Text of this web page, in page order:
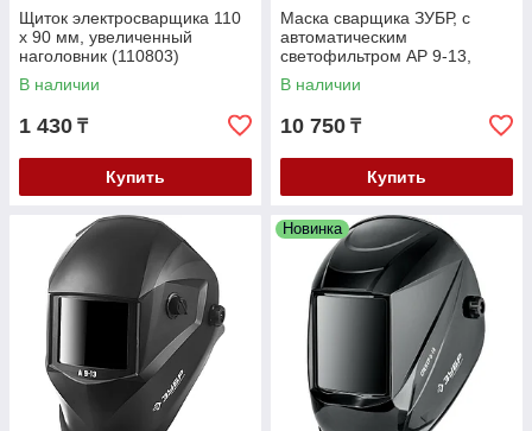
Щиток электросварщика 110
х 90 мм, увеличенный
наголовник (110803)
В наличии
1 430 ₸
Купить
Маска сварщика ЗУБР, с
автоматическим
светофильтром АР 9-13,
затемнение 4/9-13, серия
"Профессионал" (11073)
В наличии
10 750 ₸
Купить
Новинка